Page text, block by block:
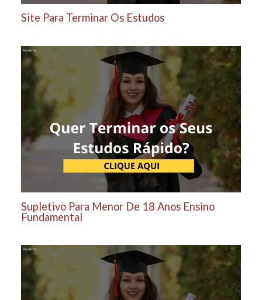
Site Para Terminar Os Estudos
Supletivo Para Menor De 18 Anos Ensino
Fundamental